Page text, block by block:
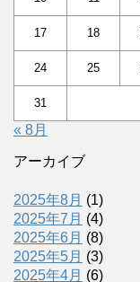
17 18
24 25
31
« 8月
アーカイブ
2025年8月 (1)
2025年7月 (4)
2025年6月 (8)
2025年5月 (3)
2025年4月 (6)